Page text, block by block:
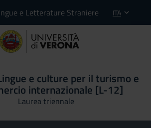
e Letterature Straniere ITA
e culture per il turismo e
internazionale [L-12]
Laurea triennale